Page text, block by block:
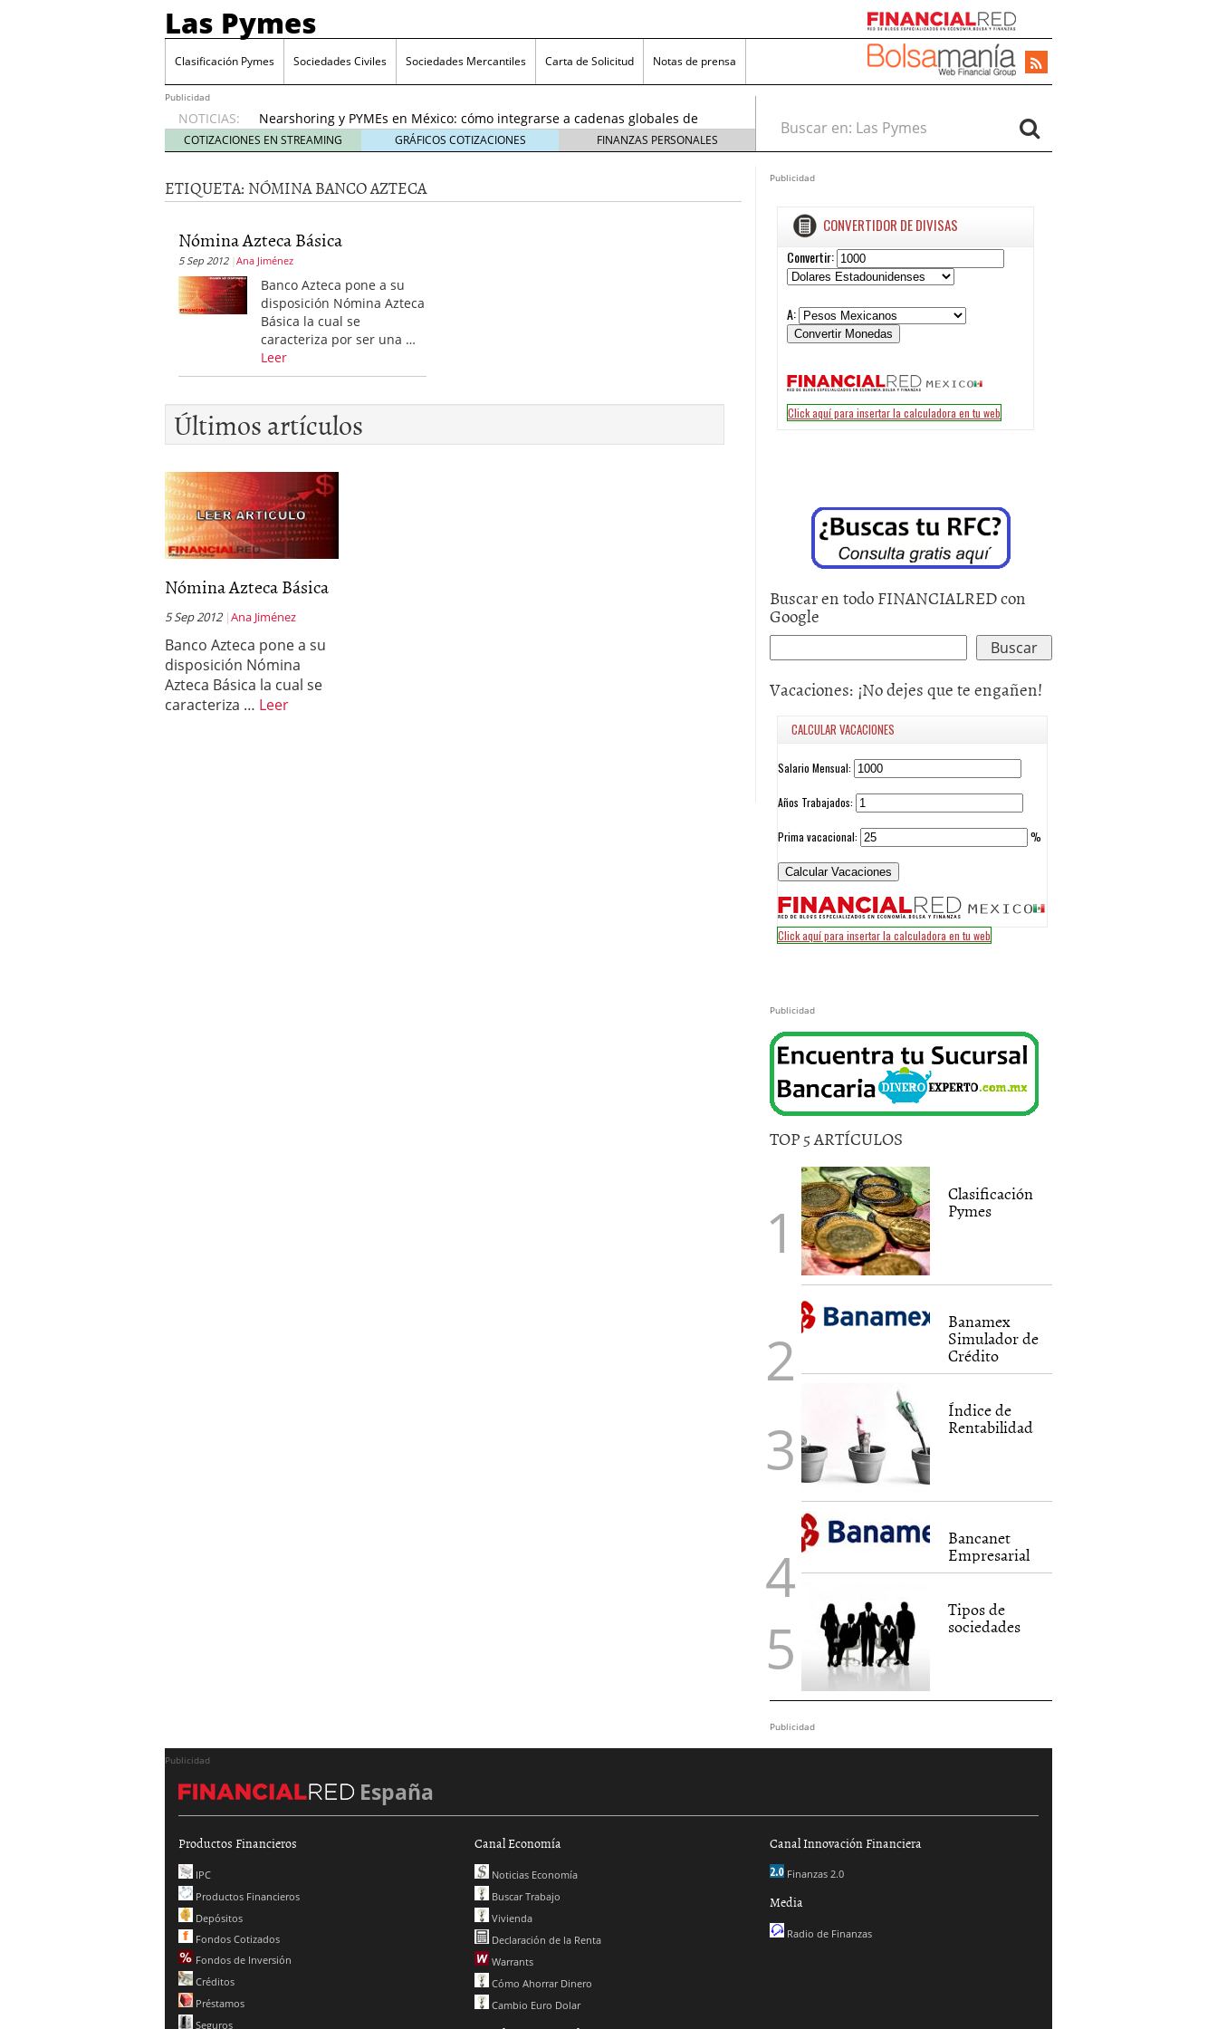
Las Pymes
Clasificación Pymes Sociedades Civiles Sociedades Mercantiles Carta de Solicitud Notas de prensa
Publicidad
NOTICIAS:
Retos de las PYMES Mexicanas rumbo al Mundial 2026: cómo prepararse
para la demanda de consumidores 6 enero, 2026
Turismo y PYMEs: qué segmentos están creciendo y cómo aprovechar la
Nearshoring y PYMEs en México: cómo integrarse a cadenas globales de
suministro 21 enero, 2026
El impacto del entorno económico 2026 en las pequeñas y medianas
Proveedores de Pemex en crisis: despidos y pérdidas en miles de PYMEs
Retos de las PYMES Mexicanas rumbo al Mundial 2026: cómo prepararse
para la demanda de consumidores
Turismo y PYMEs: qué segmentos están creciendo y cómo aprovechar la
demanda 26 enero, 2026
COTIZACIONES EN STREAMING GRÁFICOS COTIZACIONES FINANZAS PERSONALES
Buscar en:
ETIQUETA: NÓMINA BANCO AZTECA
Nómina Azteca Básica
5 Sep 2012 Ana Jiménez
Banco Azteca pone a su
disposición Nómina Azteca
Básica la cual se
caracteriza por ser una …
Leer
Últimos artículos
Nómina Azteca Básica
5 Sep 2012 Ana Jiménez
Banco Azteca pone a su
disposición Nómina
Azteca Básica la cual se
caracteriza … Leer
Publicidad
Buscar en todo FINANCIALRED con
Google
Vacaciones: ¡No dejes que te engañen!
Publicidad
TOP 5 ARTÍCULOS
Clasificación
Pymes
Banamex
Simulador de
Crédito
Índice de
Rentabilidad
Bancanet
Empresarial
Tipos de
sociedades
Publicidad
Publicidad
España
Productos Financieros
IPC
Productos Financieros
Depósitos
Fondos Cotizados
Fondos de Inversión
Créditos
Préstamos
Seguros
Canal Economía
Noticias Economía
Buscar Trabajo
Vivienda
Declaración de la Renta
Warrants
Cómo Ahorrar Dinero
Cambio Euro Dolar
Canal Innovación Financiera
Finanzas 2.0
Media
Radio de Finanzas